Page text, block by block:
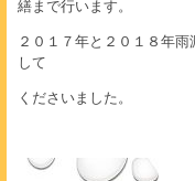
繕まで行います。
２０１７年と２０１８年
して
くださいました。